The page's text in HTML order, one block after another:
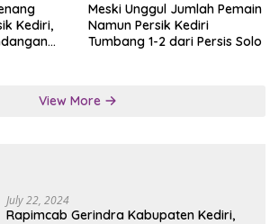
Kediri,
Meski Unggul Jumlah Pemain
Namun Persik Kediri
Tumbang 1-2 dari Persis Solo
View More
July 22, 2024
Rapimcab Gerindra Kabupaten Kediri,